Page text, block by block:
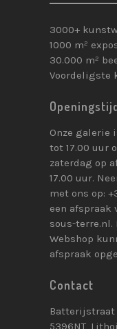
3000+
1000 m²
30.000 m²
Voordeligste
Onze galerie
tot 17.00 uur
zaterdag op
17.00 uur.
met ons op:
een afspraak
sous-
Webshop
afspraak
Contact
Batterijstraat
5396NT,